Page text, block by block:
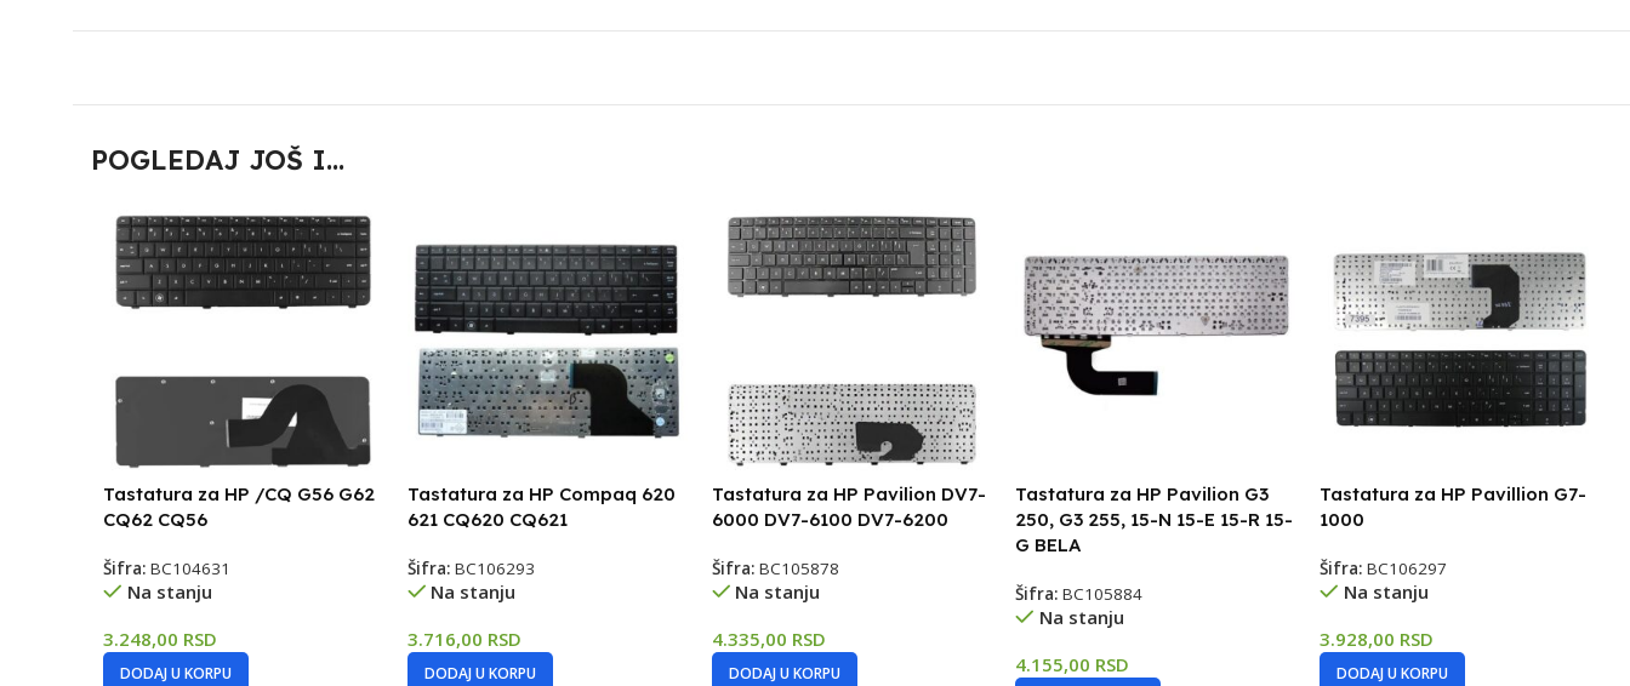
POGLEDAJ JOŠ I...
Tastatura za HP /CQ G56 G62
CQ62 CQ56
Šifra: BC104631
Na stanju
3.248,00 RSD
DODAJ U KORPU
Tastatura za HP Compaq 620
621 CQ620 CQ621
Šifra: BC106293
Na stanju
3.716,00 RSD
DODAJ U KORPU
Tastatura za HP Pavilion DV7-
6000 DV7-6100 DV7-6200
Šifra: BC105878
Na stanju
4.335,00 RSD
DODAJ U KORPU
Tastatura za HP Pavilion G3
250, G3 255, 15-N 15-E 15-R 15-
G BELA
Šifra:BC105884
Na stanju
4.155,00 RSD
Tastatura za HP Pavillion G7-
1000
Šifra:BC106297
Na stanju
3.928,00 RSD
DODAJ U KORPU